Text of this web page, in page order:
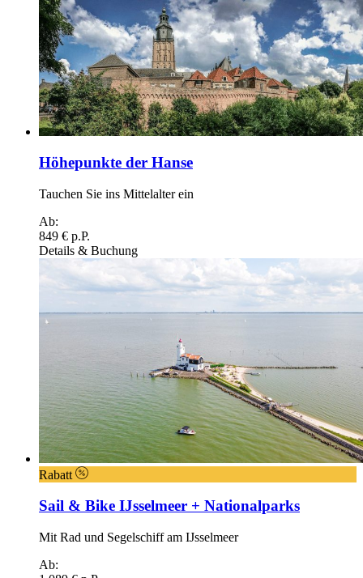
Höhepunkte der Hanse
Tauchen Sie ins Mittelalter ein
Ab:
849 € p.P.
Details & Buchung
Rabatt
Sail & Bike IJsselmeer + Nationalparks
Mit Rad und Segelschiff am IJsselmeer
Ab: